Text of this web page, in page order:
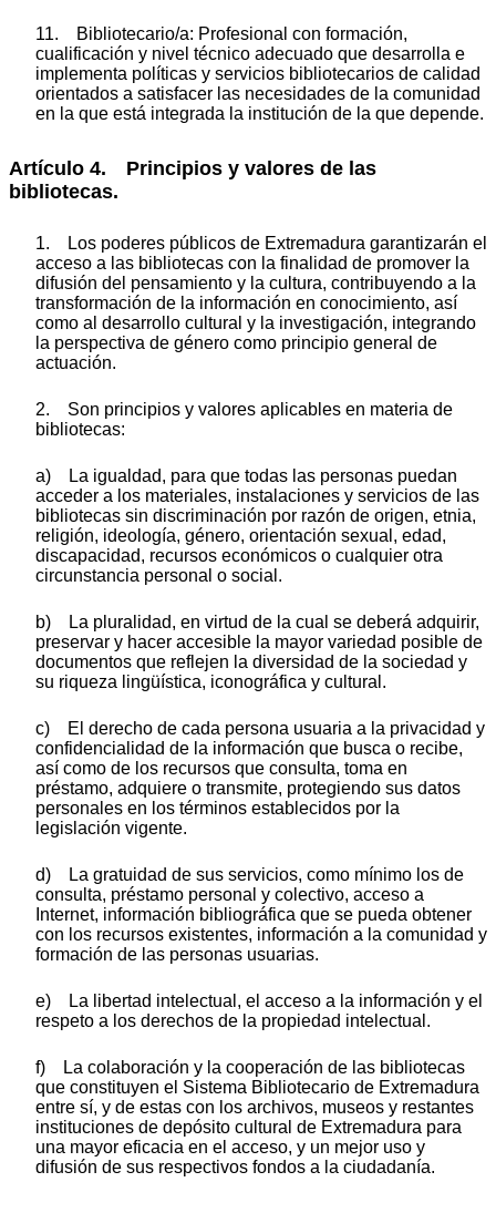
11. Bibliotecario/a: Profesional con formación,
cualificación y nivel técnico adecuado que desarrolla e
implementa políticas y servicios bibliotecarios de calidad
orientados a satisfacer las necesidades de la comunidad
en la que está integrada la institución de la que depende.
Artículo 4. Principios y valores de las
bibliotecas.
1. Los poderes públicos de Extremadura garantizarán el
acceso a las bibliotecas con la finalidad de promover la
difusión del pensamiento y la cultura, contribuyendo a la
transformación de la información en conocimiento, así
como al desarrollo cultural y la investigación, integrando
la perspectiva de género como principio general de
actuación.
2. Son principios y valores aplicables en materia de
bibliotecas:
a) La igualdad, para que todas las personas puedan
acceder a los materiales, instalaciones y servicios de las
bibliotecas sin discriminación por razón de origen, etnia,
religión, ideología, género, orientación sexual, edad,
discapacidad, recursos económicos o cualquier otra
circunstancia personal o social.
b) La pluralidad, en virtud de la cual se deberá adquirir,
preservar y hacer accesible la mayor variedad posible de
documentos que reflejen la diversidad de la sociedad y
su riqueza lingüística, iconográfica y cultural.
c) El derecho de cada persona usuaria a la privacidad y
confidencialidad de la información que busca o recibe,
así como de los recursos que consulta, toma en
préstamo, adquiere o transmite, protegiendo sus datos
personales en los términos establecidos por la
legislación vigente.
d) La gratuidad de sus servicios, como mínimo los de
consulta, préstamo personal y colectivo, acceso a
Internet, información bibliográfica que se pueda obtener
con los recursos existentes, información a la comunidad y
formación de las personas usuarias.
e) La libertad intelectual, el acceso a la información y el
respeto a los derechos de la propiedad intelectual.
f) La colaboración y la cooperación de las bibliotecas
que constituyen el Sistema Bibliotecario de Extremadura
entre sí, y de estas con los archivos, museos y restantes
instituciones de depósito cultural de Extremadura para
una mayor eficacia en el acceso, y un mejor uso y
difusión de sus respectivos fondos a la ciudadanía.